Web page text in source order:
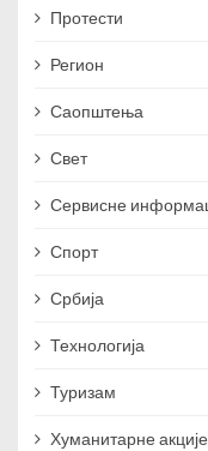
Протести
Регион
Саопштења
Свет
Сервисне
Спорт
Србија
Технологија
Туризам
Хуманитарне акције